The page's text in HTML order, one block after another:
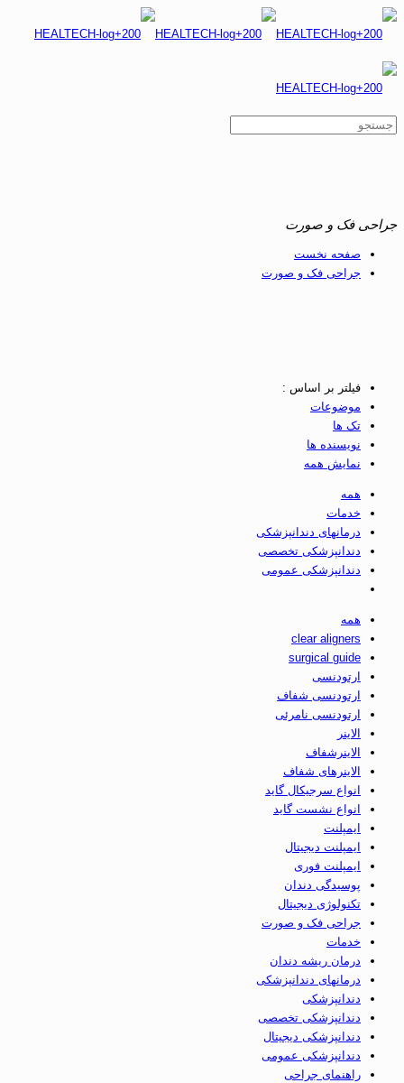
فک و صورت
صفحه نخست
جراحی فک و صورت
فیلتر بر اساس :
موضوعات
تک ها
نویسنده ها
نمایش همه
همه
خدمات
درمانهای دندانپزشکی
دندانپزشکی تخصصی
دندانپزشکی عمومی
همه
clear aligners
surgical guide
ارتودنسی
ارتودنسی شفاف
ارتودنسی نامرئی
الاینر
الاینرشفاف
الاینرهای شفاف
انواع سرجیکال گاید
انواع نشست گاید
ایمپلنت
ایمپلنت دیجیتال
ایمپلنت فوری
پوسیدگی دندان
تکنولوژی دیجیتال
جراحی فک و صورت
خدمات
درمان ریشه دندان
درمانهای دندانپزشکی
دندانپزشکی
دندانپزشکی تخصصی
دندانپزشکی دیجیتال
دندانپزشکی عمومی
راهنمای جراحی